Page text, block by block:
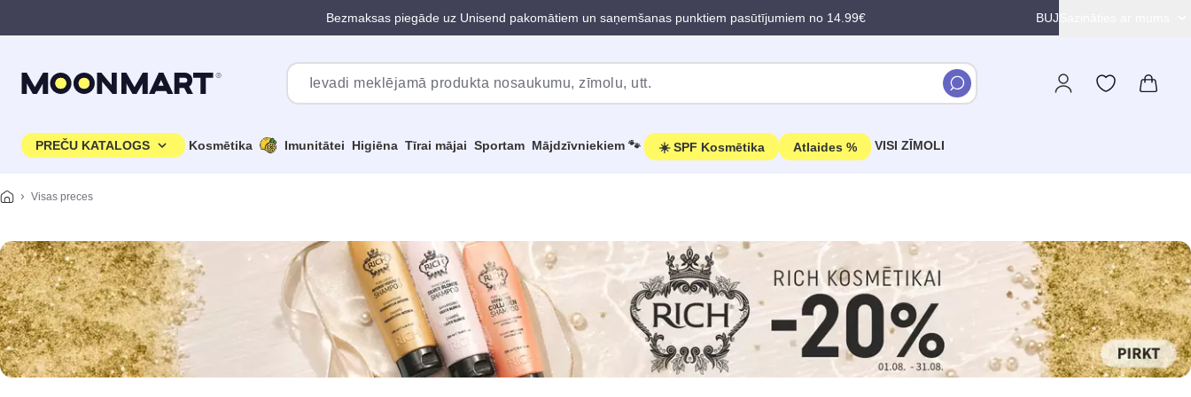
Bezmaksas piegāde uz Unisend pakomātiem un saņemšanas punktiem pasūtījumiem no 14.99€ BUJ
PREČU KATALOGS Kosmētika Imunitātei Higiēna Tīrai mājai Sportam Mājdzīvniekiem 🐾 ☀️ SPF Kosmētika Atlaides % VISI ZĪMOLI
Visas preces